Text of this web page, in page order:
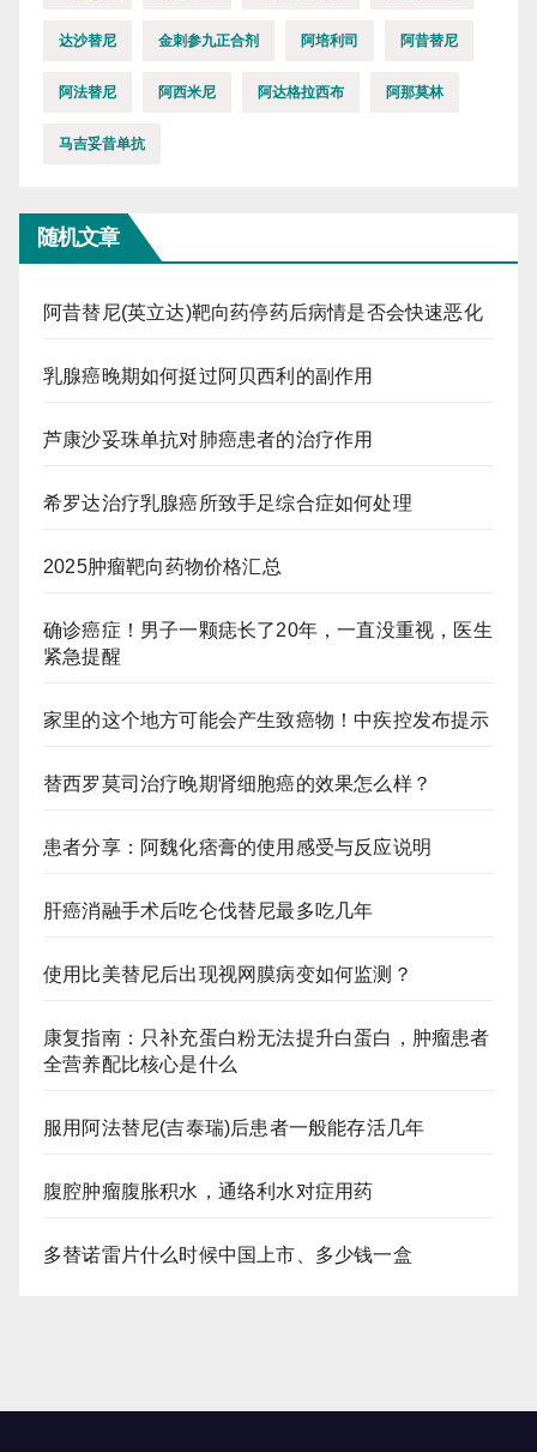
达沙替尼 金刺参九正合剂 阿培利司 阿昔替尼
阿法替尼 阿西米尼 阿达格拉西布 阿那莫林
马吉妥昔单抗
随机文章
阿昔替尼(英立达)靶向药停药后病情是否会快速恶化
乳腺癌晚期如何挺过阿贝西利的副作用
芦康沙妥珠单抗对肺癌患者的治疗作用
希罗达治疗乳腺癌所致手足综合症如何处理
2025肿瘤靶向药物价格汇总
确诊癌症！男子一颗痣长了20年，一直没重视，医生
紧急提醒
家里的这个地方可能会产生致癌物！中疾控发布提示
替西罗莫司治疗晚期肾细胞癌的效果怎么样？
患者分享：阿魏化痞膏的使用感受与反应说明
肝癌消融手术后吃仑伐替尼最多吃几年
使用比美替尼后出现视网膜病变如何监测？
康复指南：只补充蛋白粉无法提升白蛋白，肿瘤患者
全营养配比核心是什么
服用阿法替尼(吉泰瑞)后患者一般能存活几年
腹腔肿瘤腹胀积水，通络利水对症用药
多替诺雷片什么时候中国上市、多少钱一盒